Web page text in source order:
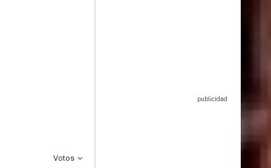
Votos